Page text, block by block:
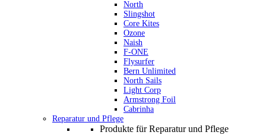
North
Slingshot
Core Kites
Ozone
Naish
F-ONE
Flysurfer
Bern Unlimited
North Sails
Light Corp
Armstrong Foil
Cabrinha
Reparatur und Pflege
Produkte für Reparatur und Pflege